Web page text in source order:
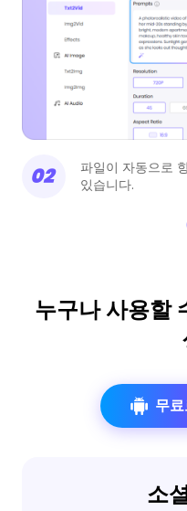
03 결과를 미리 본 후
누구나 사용할
무
소